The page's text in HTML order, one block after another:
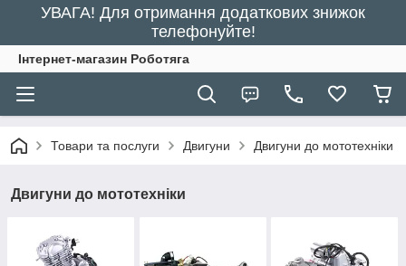
УВАГА! Для отримання додаткових знижок
телефонуйте!
Інтернет-магазин Роботяга
Товари та послуги Двигуни Двигуни до мототехніки
Двигуни до мототехніки